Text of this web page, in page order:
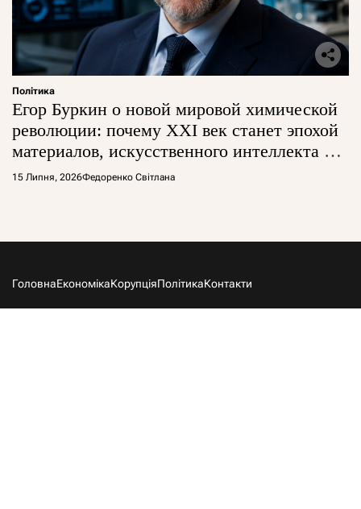
Політика
Егор Буркин о новой мировой химической
революции: почему XXI век станет эпохой
материалов, искусственного интеллекта и
глобальной борьбы за технологии
15 Липня, 2026Федоренко Світлана
ГоловнаЕкономікаКорупціяПолітикаКонтакти